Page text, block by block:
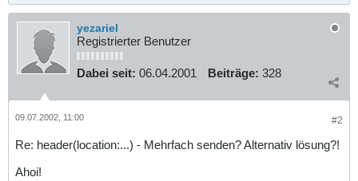
yezariel
Registrierter Benutzer
Dabei seit: 06.04.2001 Beiträge: 328
#2
09.07.2002, 11:00
Re: header(location:...) - Mehrfach senden? Alternativ lösung?!
Ahoi!